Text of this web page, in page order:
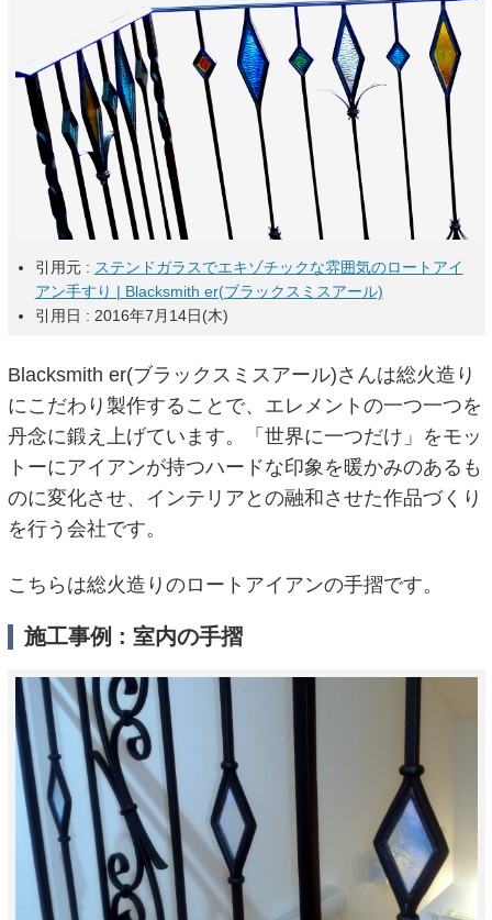
引用元 : ステンドガラスでエキゾチックな雰囲気のロートアイ
アン手すり | Blacksmith er(ブラックスミスアール)
引用日 : 2016年7月14日(木)
Blacksmith er(ブラックスミスアール)さんは総火造り
にこだわり製作することで、エレメントの一つ一つを
丹念に鍛え上げています。「世界に一つだけ」をモッ
トーにアイアンが持つハードな印象を暖かみのあるも
のに変化させ、インテリアとの融和させた作品づくり
を行う会社です。
こちらは総火造りのロートアイアンの手摺です。
施工事例 : 室内の手摺